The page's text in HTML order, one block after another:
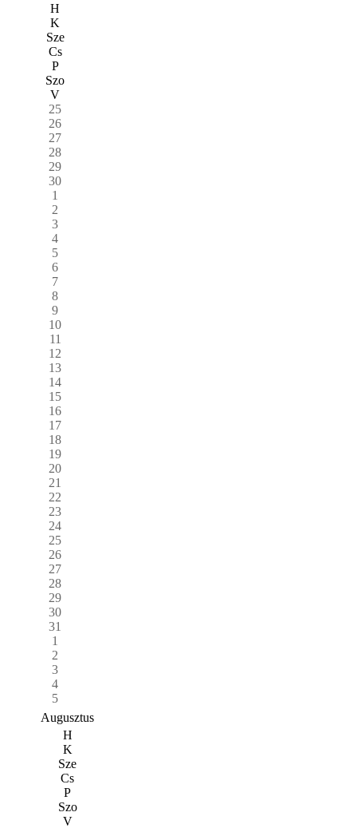
H
K
Sze
Cs
P
Szo
V
25
26
27
28
29
30
1
2
3
4
5
6
7
8
9
10
11
12
13
14
15
16
17
18
19
20
21
22
23
24
25
26
27
28
29
30
31
1
2
3
4
5
Augusztus
H
K
Sze
Cs
P
Szo
V